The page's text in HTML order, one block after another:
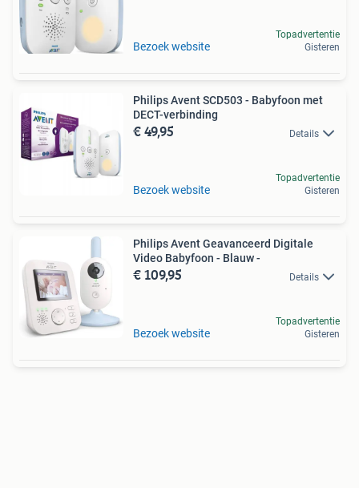
Bezoek website
Topadvertentie
Gisteren
Philips Avent SCD503 - Babyfoon met
DECT-verbinding
€ 49,95 Details
Bezoek website
Topadvertentie
Gisteren
Philips Avent Geavanceerd Digitale
Video Babyfoon - Blauw -
€ 109,95 Details
Bezoek website
Topadvertentie
Gisteren